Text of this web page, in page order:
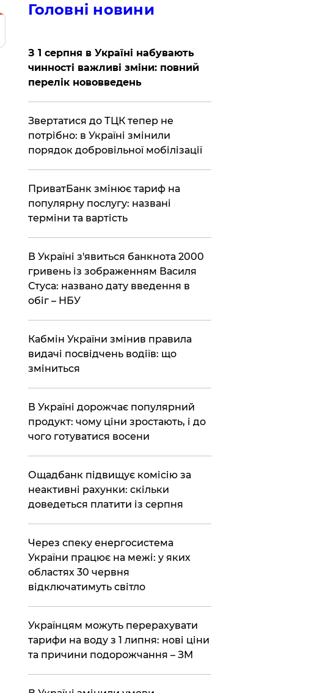
Головні новини
З 1 серпня в Україні набувають
чинності важливі зміни: повний
перелік нововведень
​Звертатися до ТЦК тепер не
потрібно: в Україні змінили
порядок добровільної мобілізації
​ПриватБанк змінює тариф на
популярну послугу: названі
терміни та вартість
В Україні з'явиться банкнота 2000
гривень із зображенням Василя
Стуса: названо дату введення в
обіг – НБУ
​Кабмін України змінив правила
видачі посвідчень водіїв: що
зміниться
В Україні дорожчає популярний
продукт: чому ціни зростають, і до
чого готуватися восени
​Ощадбанк підвищує комісію за
неактивні рахунки: скільки
доведеться платити із серпня
Через спеку енергосистема
України працює на межі: у яких
областях 30 червня
відключатимуть світло
Українцям можуть перерахувати
тарифи на воду з 1 липня: нові ціни
та причини подорожчання – ЗМ